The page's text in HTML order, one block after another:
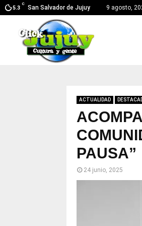
5.3
C
San Salvador de Jujuy 9 agosto,
ACTUALIDAD
PAUSA”
24 junio, 2025